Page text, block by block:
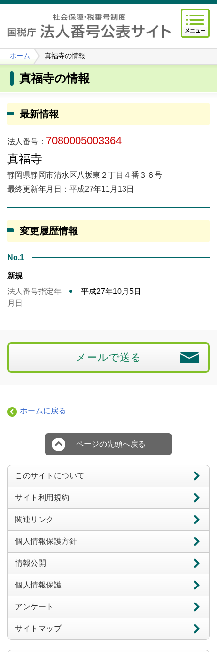
ホーム 真福寺の情報
真福寺の情報
最新情報
法人番号： 7080005003364
真福寺
静岡県静岡市清水区八坂東２丁目４番３６号
最終更新年月日：平成27年11月13日
変更履歴情報
No.1
新規
法人番号指定年
月日
平成27年10月5日
メールで送る
ホームに戻る
ページの先頭へ戻る
このサイトについて
サイト利用規約
関連リンク
個人情報保護方針
情報公開
個人情報保護
アンケート
サイトマップ